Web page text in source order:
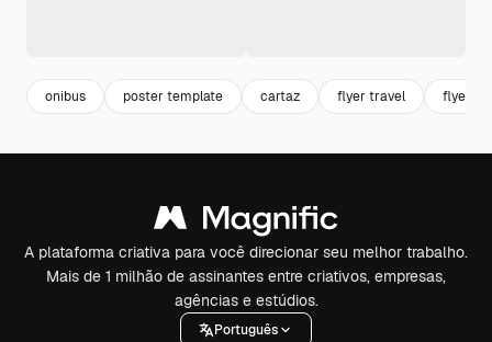
onibus poster template cartaz flyer travel flyer
A plataforma criativa para você direcionar seu melhor trabalho.
Mais de 1 milhão de assinantes entre criativos, empresas,
agências e estúdios.
Português